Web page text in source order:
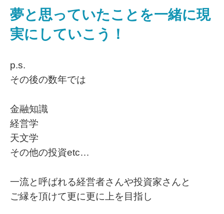
夢と思っていたことを一緒に現
実にしていこう！
p.s.
その後の数年では
金融知識
経営学
天文学
その他の投資etc…
一流と呼ばれる経営者さんや投資家さんと
ご縁を頂けて更に更に上を目指し